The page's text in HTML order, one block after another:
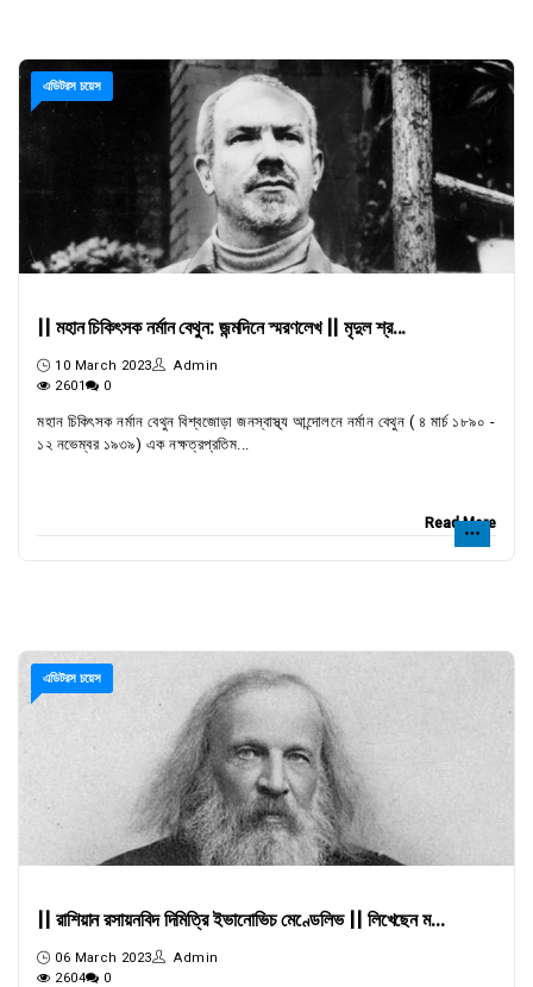
এডিটরস চয়েস
|| মহান চিকিৎসক নর্মান বেথুন: জন্মদিনে স্মরণলেখ || মৃদুল শ্র...
10 March 2023
Admin
2601
0
মহান চিকিৎসক নর্মান বেথুন বিশ্বজোড়া জনস্বাস্থ্য আন্দোলনে নর্মান বেথুন ( ৪ মার্চ ১৮৯০ -
১২ নভেম্বর ১৯৩৯) এক নক্ষত্রপ্রতিম...
Read More
এডিটরস চয়েস
|| রাশিয়ান রসায়নবিদ দিমিত্রি ইভানোভিচ মেণ্ডেলিভ || লিখেছেন ম...
06 March 2023
Admin
2604
0